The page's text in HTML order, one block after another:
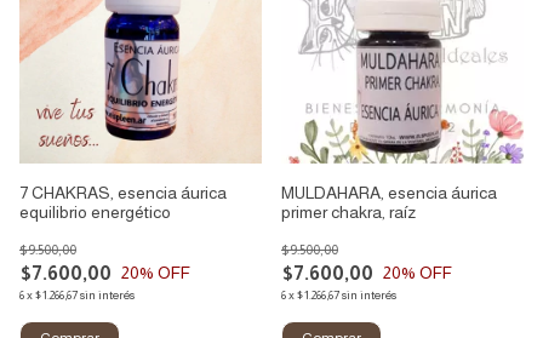
7 CHAKRAS, esencia áurica
equilibrio energético
$7.600,00
$9.500,00
20% OFF
6x$1.266,67sin interés
MULDAHARA, esencia áurica
primer chakra, raíz
$7.600,00
$9.500,00
20% OFF
6x$1.266,67sin interés